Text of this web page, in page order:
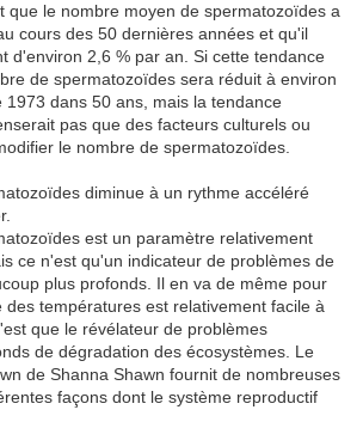
que le nombre moyen de spermatozoïdes a
cours des 50 dernières années et qu'il
d'environ 2,6 % par an. Si cette tendance
de spermatozoïdes sera réduit à environ
1973 dans 50 ans, mais la tendance
pas que des facteurs culturels ou
le nombre de spermatozoïdes.
diminue à un rythme accéléré
est un paramètre relativement
ce n'est qu'un indicateur de problèmes de
plus profonds. Il en va de même pour
des températures est relativement facile à
que le révélateur de problèmes
de dégradation des écosystèmes. Le
de Shanna Shawn fournit de nombreuses
façons dont le système reproductif